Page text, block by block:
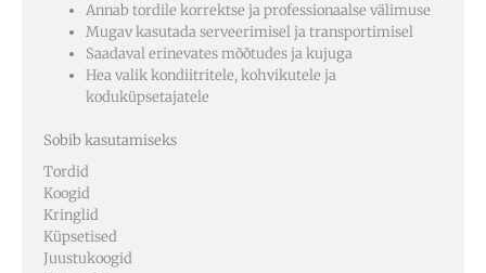
Annab tordile korrektse ja professionaalse välimuse
Mugav kasutada serveerimisel ja transportimisel
Saadaval erinevates mõõtudes ja kujuga
Hea valik kondiitritele, kohvikutele ja
koduküpsetajatele
Sobib kasutamiseks
Tordid
Koogid
Kringlid
Küpsetised
Juustukoogid